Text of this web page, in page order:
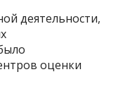
деятельности,
оценки